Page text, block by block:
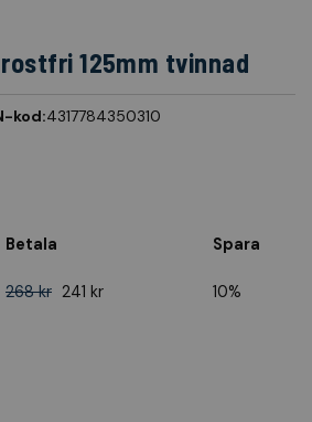
125mm tvinnad
kod:4317784350310
Betala Spara
268 kr 241 kr 10%